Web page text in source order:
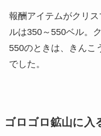
報酬アイテムがクリ
ルは350～550ベル。
550のときは、きんこ
でした。
ゴロゴロ鉱山に入